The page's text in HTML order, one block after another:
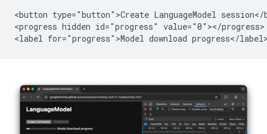
<button type="button">Create LanguageModel session</
<progress hidden id="progress" value="0"></progress>